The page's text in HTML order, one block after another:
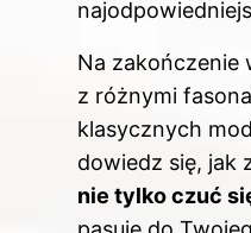
Na zakończenie
z różnymi
klasycznych
dowiedz się, jak
nie tylko czuć